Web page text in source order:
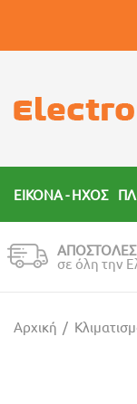
ΕΙΚΟΝΑ - ΗΧΟΣ
ΑΠΟΣΤΟΛΕΣ
σε όλη την
Αρχική